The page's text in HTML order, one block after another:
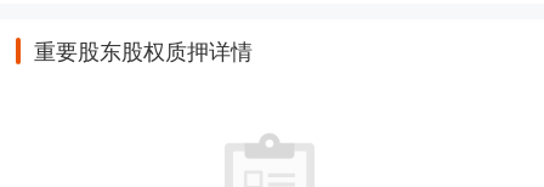
重要股东股权质押详情